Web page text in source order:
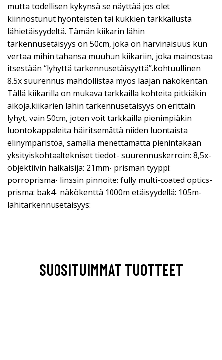
mutta todellisen kykynsä se näyttää jos olet
kiinnostunut hyönteisten tai kukkien tarkkailusta
lähietäisyydeltä. Tämän kiikarin lähin
tarkennusetäisyys on 50cm, joka on harvinaisuus kun
vertaa mihin tahansa muuhun kiikariin, joka mainostaa
itsestään “lyhyttä tarkennusetäisyyttä”.kohtuullinen
8.5x suurennus mahdollistaa myös laajan näkökentän.
Tällä kiikarilla on mukava tarkkailla kohteita pitkiäkin
aikoja.kiikarien lähin tarkennusetäisyys on erittäin
lyhyt, vain 50cm, joten voit tarkkailla pienimpiäkin
luontokappaleita häiritsemättä niiden luontaista
elinympäristöä, samalla menettämättä pienintäkään
yksityiskohtaa!tekniset tiedot- suurennuskerroin: 8,5x-
objektiivin halkaisija: 21mm- prisman tyyppi:
porroprisma- linssin pinnoite: fully multi-coated optics-
prisma: bak4- näkökenttä 1000m etäisyydellä: 105m-
lähitarkennusetäisyys:
SUOSITUIMMAT TUOTTEET